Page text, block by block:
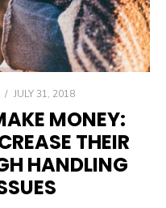
/ JULY 31, 2018
MONEY:
THEIR
HANDLING